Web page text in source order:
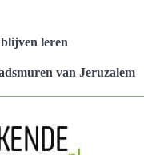
leren
van Jeruzalem